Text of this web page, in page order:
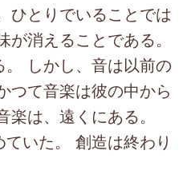
ひとりでいることでは
消えることである。
しかし、音は以前の
つて音楽は彼の中から
は、遠くにある。
いた。 創造は終わり